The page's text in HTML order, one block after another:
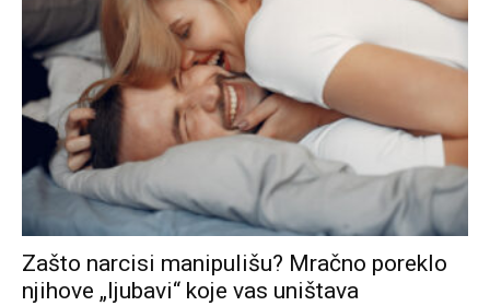
Zašto narcisi manipulišu? Mračno poreklo
njihove „ljubavi“ koje vas uništava